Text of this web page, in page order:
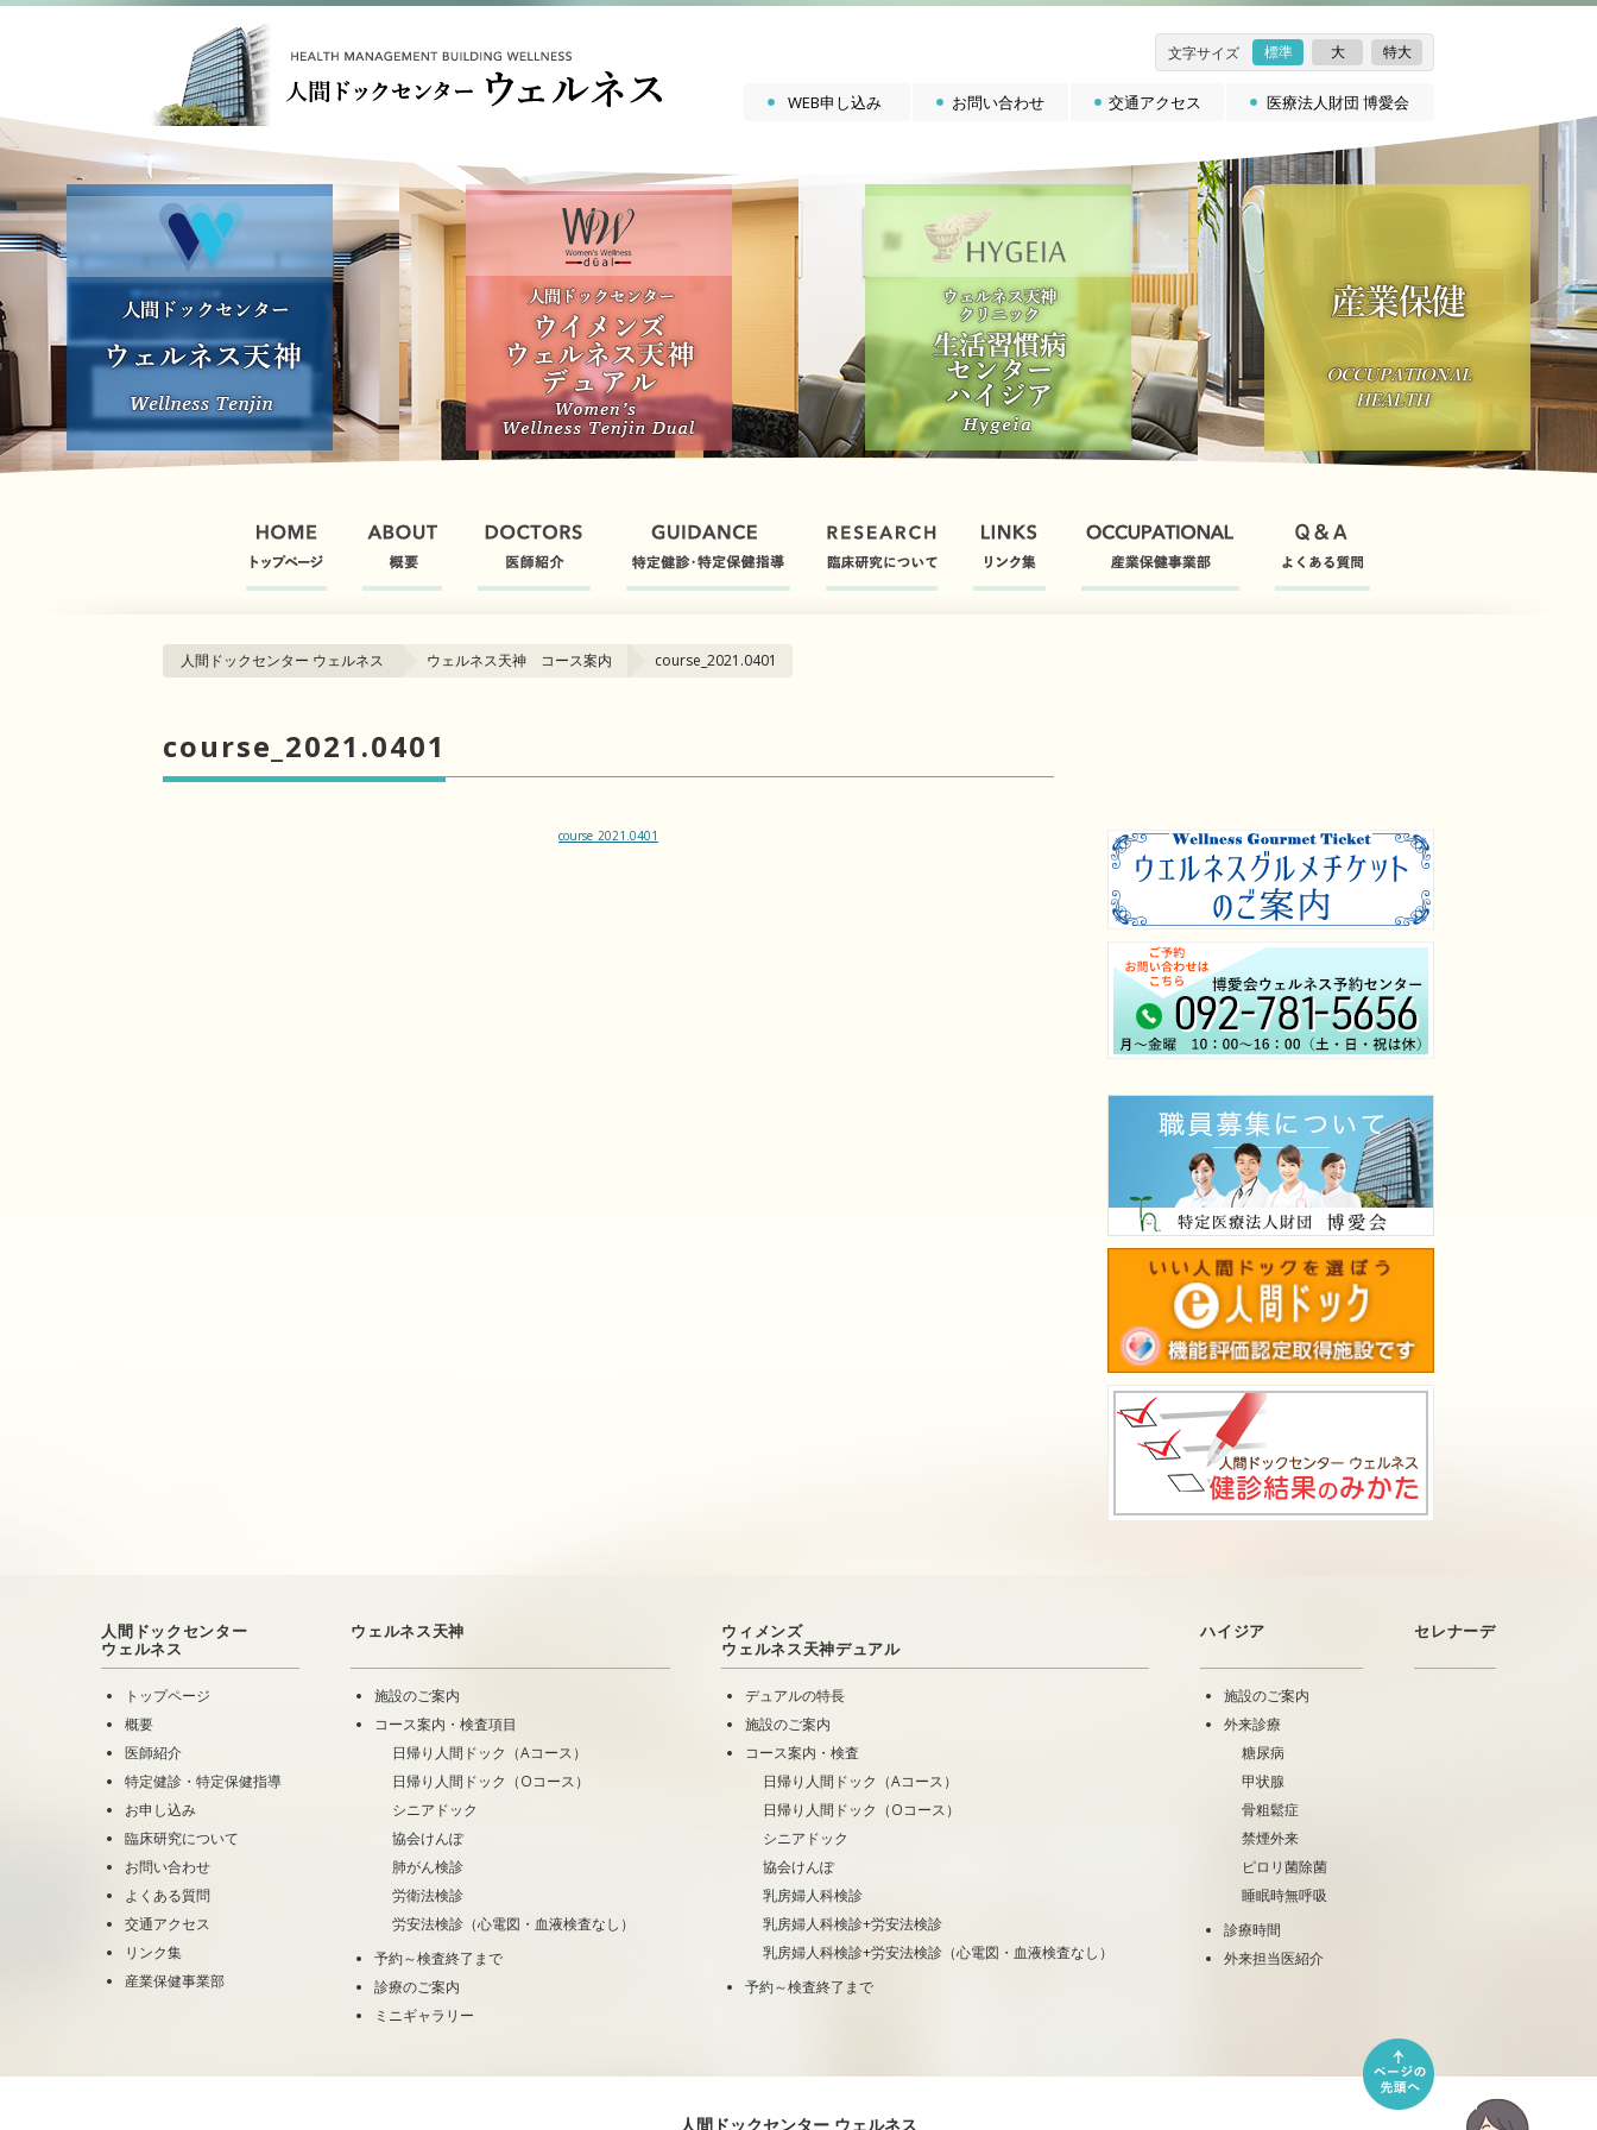
文字サイズ 標準 大 特大
WEB申し込み お問い合わせ 交通アクセス 医療法人財団 博愛会
人間ドックセンター ウェルネス ウェルネス天神 コース案内 course_2021.0401
course_2021.0401
course_2021.0401
人間ドックセンター
ウェルネス
トップページ
概要
医師紹介
特定健診・特定保健指導
お申し込み
臨床研究について
お問い合わせ
よくある質問
交通アクセス
リンク集
産業保健事業部
ウェルネス天神
施設のご案内
コース案内・検査項目
日帰り人間ドック（Aコース）
日帰り人間ドック（Oコース）
シニアドック
協会けんぽ
肺がん検診
労衛法検診
労安法検診（心電図・血液検査なし）
予約～検査終了まで
診療のご案内
ミニギャラリー
ウィメンズ
ウェルネス天神デュアル
デュアルの特長
施設のご案内
コース案内・検査
日帰り人間ドック（Aコース）
日帰り人間ドック（Oコース）
シニアドック
協会けんぽ
乳房婦人科検診
乳房婦人科検診+労安法検診
乳房婦人科検診+労安法検診（心電図・血液検査なし）
予約～検査終了まで
ハイジア
施設のご案内
外来診療
糖尿病
甲状腺
骨粗鬆症
禁煙外来
ピロリ菌除菌
睡眠時無呼吸
診療時間
外来担当医紹介
セレナーデ
人間ドックセンター ウェルネス